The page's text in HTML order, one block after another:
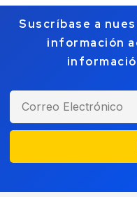
Suscríbase a
información